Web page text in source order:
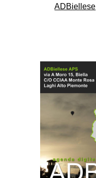
ADBiellese